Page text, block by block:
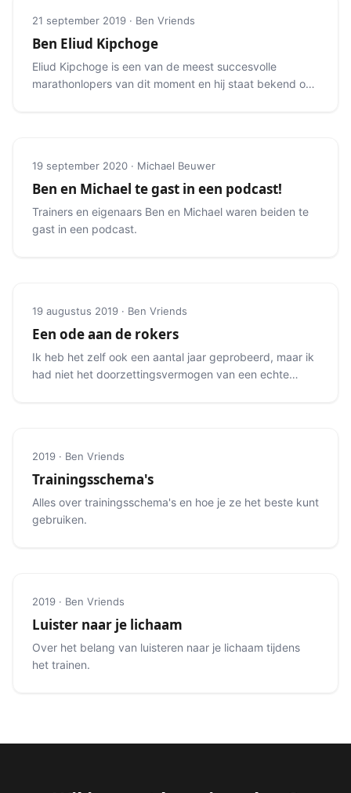
21 september 2019 · Ben Vriends
Ben Eliud Kipchoge
Eliud Kipchoge is een van de meest succesvolle
marathonlopers van dit moment en hij staat bekend om
19 september 2020 · Michael Beuwer
Ben en Michael te gast in een podcast!
Trainers en eigenaars Ben en Michael waren beiden te
gast in een podcast.
19 augustus 2019 · Ben Vriends
Een ode aan de rokers
Ik heb het zelf ook een aantal jaar geprobeerd, maar ik
had niet het doorzettingsvermogen van een echte
2019 · Ben Vriends
Trainingsschema's
Alles over trainingsschema's en hoe je ze het beste kunt
gebruiken.
2019 · Ben Vriends
Luister naar je lichaam
Over het belang van luisteren naar je lichaam tijdens
het trainen.